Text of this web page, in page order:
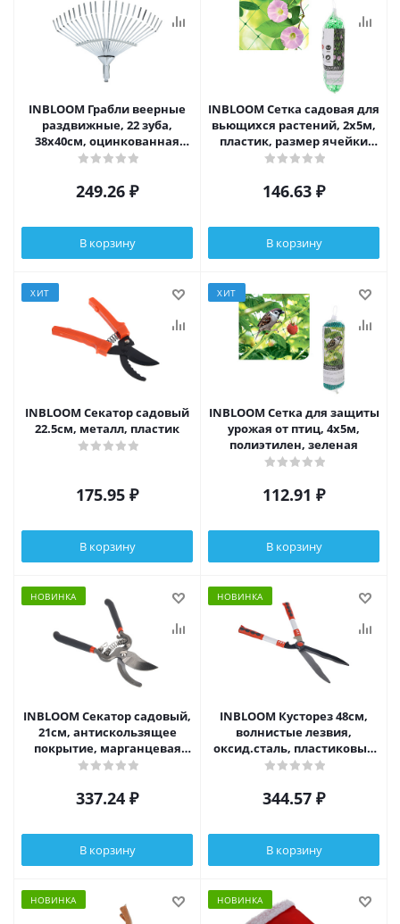
INBLOOM Грабли веерные
раздвижные, 22 зуба,
38x40см, оцинкованная
сталь
249.26 ₽
В корзину
INBLOOM Сетка садовая для
вьющихся растений, 2х5м,
пластик, размер ячейки
15х15см, зеленая
146.63 ₽
В корзину
ХИТ
INBLOOM Секатор садовый
22.5см, металл, пластик
175.95 ₽
В корзину
ХИТ
INBLOOM Сетка для защиты
урожая от птиц, 4х5м,
полиэтилен, зеленая
112.91 ₽
В корзину
НОВИНКА
INBLOOM Секатор садовый,
21см, антискользящее
покрытие, марганцевая
сталь 65М
337.24 ₽
В корзину
НОВИНКА
INBLOOM Кусторез 48см,
волнистые лезвия,
оксид.сталь, пластиковые
ручки
344.57 ₽
В корзину
НОВИНКА НОВИНКА